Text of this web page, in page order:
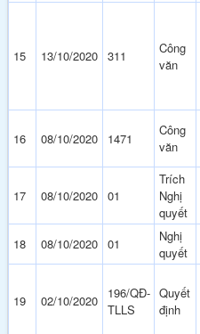
15 13/10/2020 311
Công
văn
16 08/10/2020 1471
Công
văn
17 08/10/2020 01
Trích
Nghị
quyết
18
08/10/2020 01
Nghị
quyết
19 02/10/2020
196/QĐ-
TLLS
Quyết
định